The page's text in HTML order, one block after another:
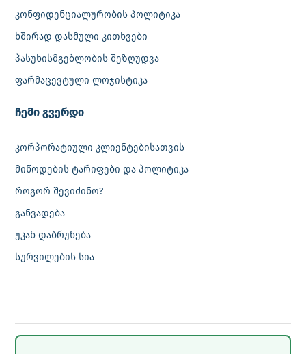
კონფიდენციალურობის პოლიტიკა
ხშირად დასმული კითხვები
პასუხისმგებლობის შეზღუდვა
ფარმაცევტული ლოჯისტიკა
‎ჩემი გვერდი
კორპორატიული კლიენტებისათვის
მიწოდების ტარიფები და პოლიტიკა
როგორ შევიძინო?
განვადება
უკან დაბრუნება
სურვილების სია